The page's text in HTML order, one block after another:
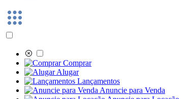
Comprar
Alugar
Lançamentos
Anuncie para Venda